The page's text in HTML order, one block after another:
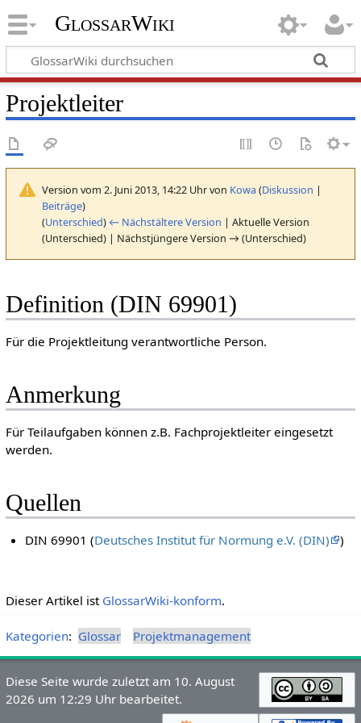
GlossarWiki
Projektleiter
Version vom 2. Juni 2013, 14:22 Uhr von Kowa(Diskussion |
Beiträge)
(Unterschied) ← Nächstältere Version | Aktuelle Version
(Unterschied) | Nächstjüngere Version → (Unterschied)
Definition (DIN 69901)
Für die Projektleitung verantwortliche Person.
Anmerkung
Für Teilaufgaben können z.B. Fachprojektleiter eingesetzt
werden.
Quellen
DIN 69901 (Deutsches Institut für Normung e.V. (DIN) )
Dieser Artikel ist GlossarWiki-konform.
Kategorien: Glossar Projektmanagement
Diese Seite wurde zuletzt am 10. August
2026 um 12:29 Uhr bearbeitet.